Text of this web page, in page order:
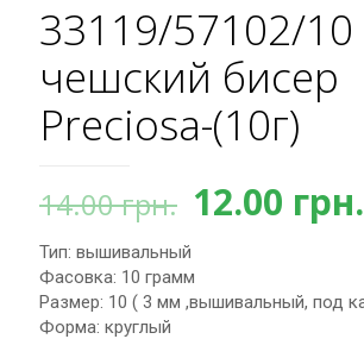
33119/57102/10
чешский бисер
Preciosa-(10г)
14.00грн.
составляла
14.00
12.00 грн.
Тип: вышивальный
Фасовка: 10 грамм
Размер: 10 ( 3 мм ,вышивальный, под
Форма: круглый